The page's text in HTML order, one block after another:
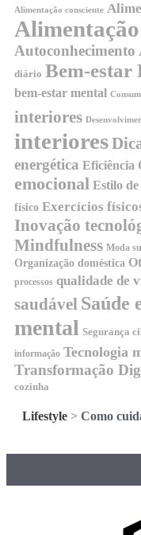
Alimentação consciente
Autoconhecimento
diário Bem-estar
bem-estar mental
interiores
interiores
energética Eficiência
emocional Estilo
físico Exercícios
Inovação
Mindfulness Moda
Organização doméstica
processos qualidade de
saudável Saúde
mental Segurança
informação Tecnologia
Transformação
cozinha
Lifestyle > Como